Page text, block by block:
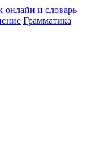
Грамматика